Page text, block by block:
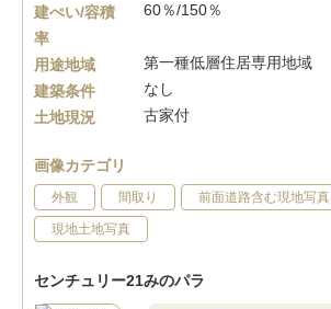
建ぺい/容積
率
60％/150％
用途地域
第一種低層住居専用地域
建築条件
なし
土地現況
古家付
画像カテゴリ
外観 間取り 前面道路含む現地写真
現地土地写真
センチュリー21みのパラ